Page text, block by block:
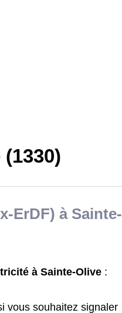
ErDF) à Sainte-
à Sainte-Olive :
vous souhaitez signaler